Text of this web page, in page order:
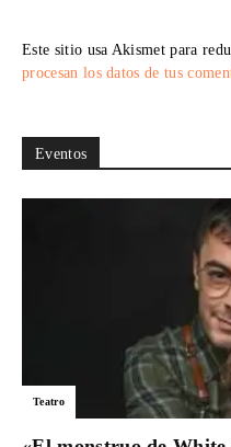
Este sitio usa Akismet para
procesan los datos de tus
Eventos
Teatro